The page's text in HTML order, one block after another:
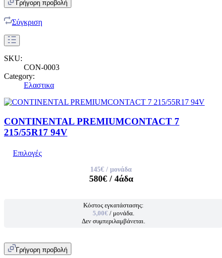
Γρήγορη προβολή
Σύγκριση
SKU:
CON-0003
Category:
Ελαστικα
CONTINENTAL PREMIUMCONTACT 7
215/55R17 94V
Επιλογές
145€ / μονάδα
580€/ 4άδα
Κόστος εγκατάστασης:
5,00€ / μονάδα.
Δεν συμπεριλαμβάνεται.
Γρήγορη προβολή